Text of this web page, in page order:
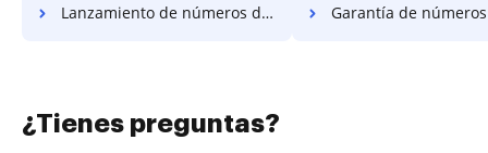
Lanzamiento de números de seguimiento Garantía de números de
¿Tienes preguntas?